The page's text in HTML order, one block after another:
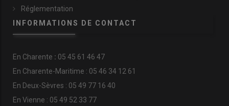
Réglementation
INFORMATIONS DE CONTACT
En Charente : 05 45 61 46 47
En Charente-Maritime : 05 46 34 12 61
En Deux-Sèvres : 05 49 77 16 40
En Vienne : 05 49 52 33 77